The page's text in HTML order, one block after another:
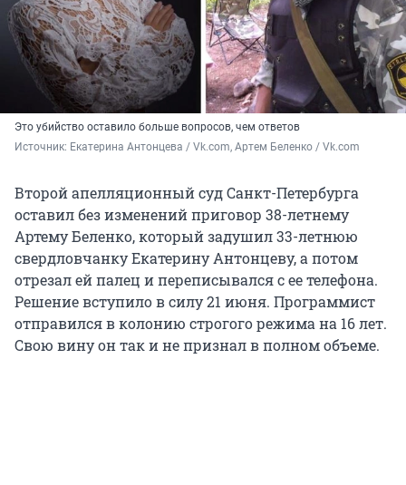
Это убийство оставило больше вопросов, чем ответов
Источник: Екатерина Антонцева / Vk.com, Артем Беленко / Vk.com
Второй апелляционный суд Санкт-Петербурга
оставил без изменений приговор 38-летнему
Артему Беленко, который задушил 33-летнюю
свердловчанку Екатерину Антонцеву, а потом
отрезал ей палец и переписывался с ее телефона.
Решение вступило в силу 21 июня. Программист
отправился в колонию строгого режима на 16 лет.
Свою вину он так и не признал в полном объеме.